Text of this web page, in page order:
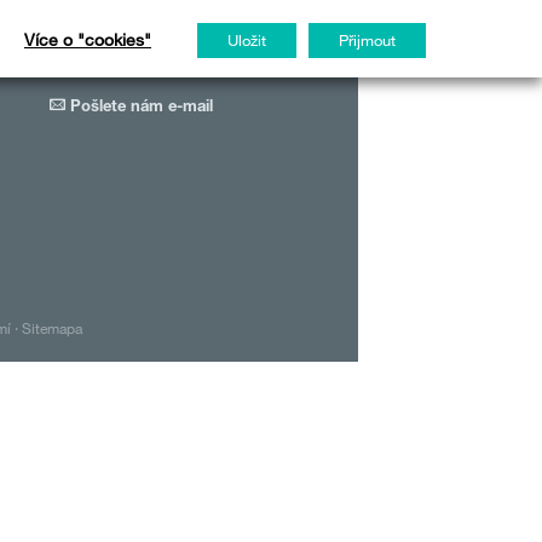
Pošlete nám e-mail
· Sitemapa
Více o "cookies" Uložit Přijmout